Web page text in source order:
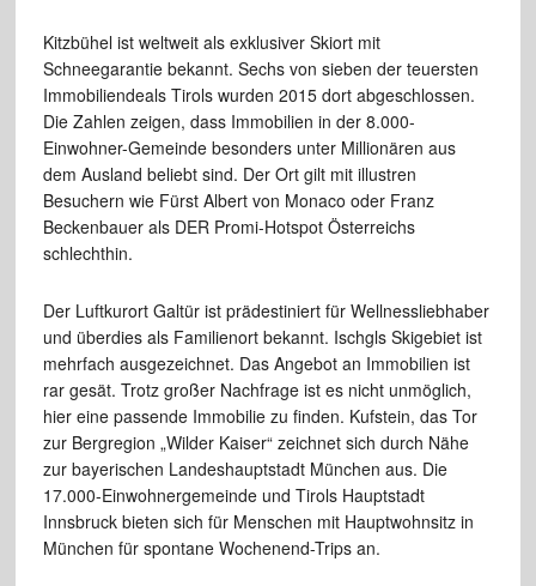
Kitzbühel ist weltweit als exklusiver Skiort mit
Schneegarantie bekannt. Sechs von sieben der teuersten
Immobiliendeals Tirols wurden 2015 dort abgeschlossen.
Die Zahlen zeigen, dass Immobilien in der 8.000-
Einwohner-Gemeinde besonders unter Millionären aus
dem Ausland beliebt sind. Der Ort gilt mit illustren
Besuchern wie Fürst Albert von Monaco oder Franz
Beckenbauer als DER Promi-Hotspot Österreichs
schlechthin.
Der Luftkurort Galtür ist prädestiniert für Wellnessliebhaber
und überdies als Familienort bekannt. Ischgls Skigebiet ist
mehrfach ausgezeichnet. Das Angebot an Immobilien ist
rar gesät. Trotz großer Nachfrage ist es nicht unmöglich,
hier eine passende Immobilie zu finden. Kufstein, das Tor
zur Bergregion „Wilder Kaiser“ zeichnet sich durch Nähe
zur bayerischen Landeshauptstadt München aus. Die
17.000-Einwohnergemeinde und Tirols Hauptstadt
Innsbruck bieten sich für Menschen mit Hauptwohnsitz in
München für spontane Wochenend-Trips an.